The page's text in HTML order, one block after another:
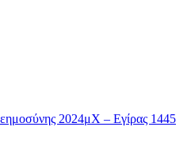
2024μΧ – Εγίρας 1445